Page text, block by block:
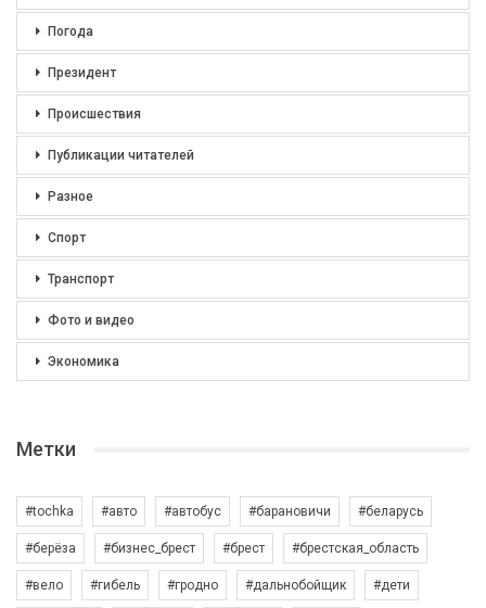
Погода
Президент
Происшествия
Публикации читателей
Разное
Спорт
Транспорт
Фото и видео
Экономика
Метки
#tochka #авто #автобус #барановичи #беларусь
#берёза #бизнес_брест #брест #брестская_область
#вело #гибель #гродно #дальнобойщик #дети